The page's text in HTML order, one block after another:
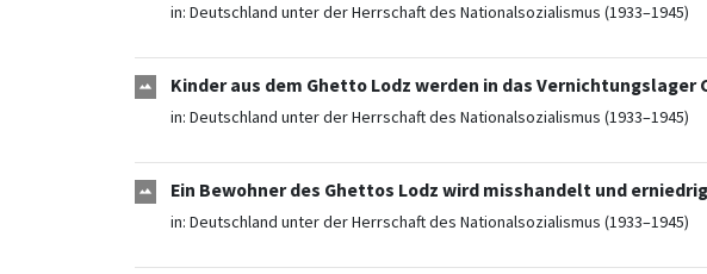
in: Deutschland unter der Herrschaft des Nationalsozialismus (1933–1945)
Kinder aus dem Ghetto Lodz werden in das
in: Deutschland unter der Herrschaft des Nationalsozialismus (1933–1945)
Ein Bewohner des Ghettos Lodz wird misshandelt und
in: Deutschland unter der Herrschaft des Nationalsozialismus (1933–1945)